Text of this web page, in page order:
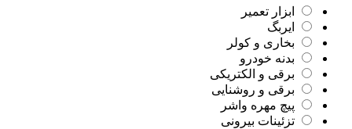
ابزار تعمیر
ایربگ
بخاری و کولر
بدنه خودرو
برقی و الکتریکی
برقی و روشنایی
پیچ مهره واشر
تزئینات بیرونی